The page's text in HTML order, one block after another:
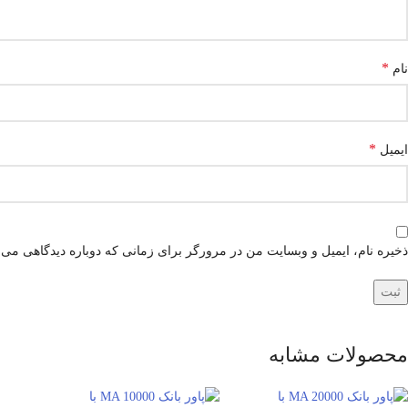
نام *
ایمیل *
ذخیره نام، ایمیل و وبسایت من در مرورگر برای زمانی که دوباره دیدگاهی
محصولات مشابه